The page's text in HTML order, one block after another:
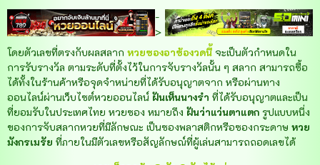
-
>
โดยตัวเลขที่ตรงกับผลสลาก หวยซองอาซ้องวดนี้ จะเป็นตัวกำหนดใน
การรับรางวัล ตามระดับที่ตั้งไว้ในการจับรางวัลนั้น ๆ สลาก สามารถซื้อ
ได้ทั้งในร้านค้าหรือจุดจำหน่ายที่ได้รับอนุญาตจาก หรือผ่านทาง
ออนไลน์ผ่านเว็บไซต์หวยออนไลน์ ฝันเห็นนางรำ ที่ได้รับอนุญาตและเป็น
ที่ยอมรับในประเทศไทย หวยซอง หมายถึง ฝันว่าแว่นตาแตก รูปแบบหนึ่ง
ของการจับสลากหวยที่มีลักษณะ เป็นซองพลาสติกหรือซองกระดาษ หวย
มังกรเมรัย ที่ภายในมีตัวเลขหรือสัญลักษณ์ที่ผู้เล่นสามารถถอดเลขได้